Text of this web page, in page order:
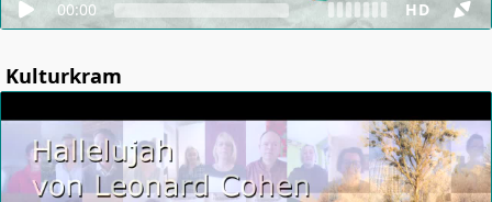
00:00 HD
Kulturkram